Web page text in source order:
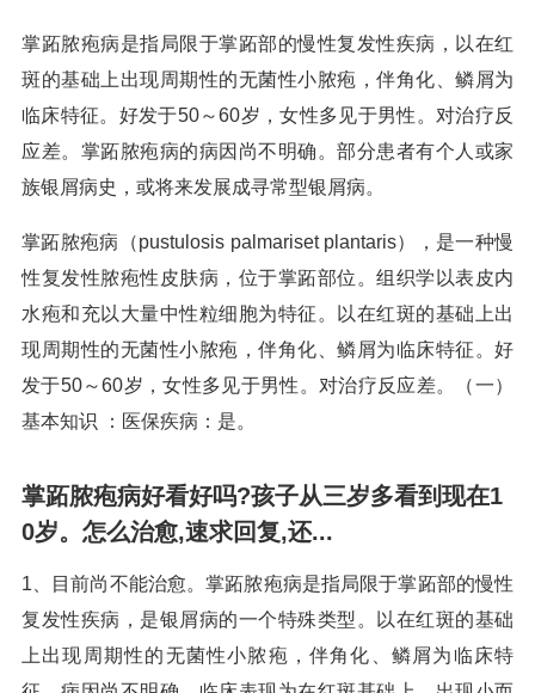
掌跖脓疱病是指局限于掌跖部的慢性复发性疾病，以在红
斑的基础上出现周期性的无菌性小脓疱，伴角化、鳞屑为
临床特征。好发于50～60岁，女性多见于男性。对治疗反
应差。掌跖脓疱病的病因尚不明确。部分患者有个人或家
族银屑病史，或将来发展成寻常型银屑病。
掌跖脓疱病（pustulosis palmariset plantaris），是一种慢
性复发性脓疱性皮肤病，位于掌跖部位。组织学以表皮内
水疱和充以大量中性粒细胞为特征。以在红斑的基础上出
现周期性的无菌性小脓疱，伴角化、鳞屑为临床特征。好
发于50～60岁，女性多见于男性。对治疗反应差。（一）
基本知识 ：医保疾病：是。
掌跖脓疱病好看好吗?孩子从三岁多看到现在1
0岁。怎么治愈,速求回复,还...
1、目前尚不能治愈。掌跖脓疱病是指局限于掌跖部的慢性
复发性疾病，是银屑病的一个特殊类型。以在红斑的基础
上出现周期性的无菌性小脓疱，伴角化、鳞屑为临床特